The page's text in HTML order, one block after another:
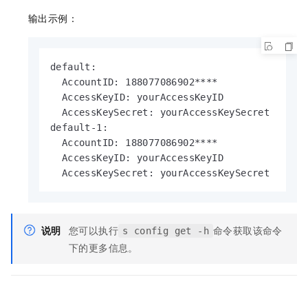
输出示例：
default:
  AccountID: 188077086902****
  AccessKeyID: yourAccessKeyID
  AccessKeySecret: yourAccessKeySecret
default-1:
  AccountID: 188077086902****
  AccessKeyID: yourAccessKeyID
  AccessKeySecret: yourAccessKeySecret
说明 您可以执行 s config get -h 命令获取该命令
下的更多信息。